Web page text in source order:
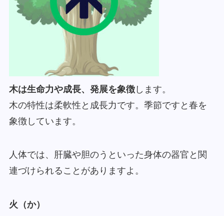
木は生命力や成長、発展を象徴します。
木の特性は柔軟性と成長力です。季節ですと春を
象徴しています。
人体では、肝臓や胆のうといった身体の器官と関
連づけられることがありますよ。
火（か）